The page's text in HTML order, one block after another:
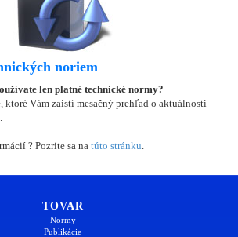
noriem
len platné technické normy?
ktoré Vám zaistí mesačný prehľad o aktuálnosti
? Pozrite sa na túto stránku
TOVAR
Normy
Publikácie